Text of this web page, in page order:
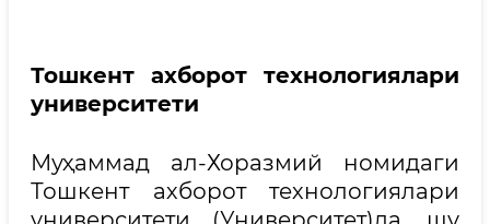
Тошкент ахборот технологиялари
университети
Муҳаммад ал-Хоразмий номидаги
Тошкент ахборот технологиялари